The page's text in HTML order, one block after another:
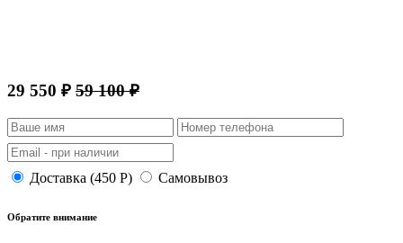
29 550 ₽ 59 100 ₽
Доставка (450 Р) Самовывоз
Обратите внимание